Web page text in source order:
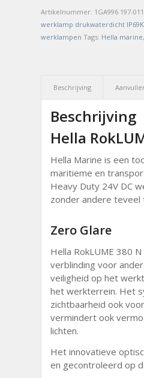
Artikelnummer: 1GA996 197-011
werklamp drukwaterdicht IP69K
werklampen Tags: Hella marine,
Beschrijving
Beschrijving
Hella
Hella Marine is een
maritieme en
Heavy Duty 24V DC
zonder andere teveel
Zero Glare
Hella RokLUME 380
verblinding voor
veiligheid op het
het werkterrein. Het
zichtbaarheid ook
vermindert ook
lichten.
Het innovatieve
en gecontroleerd op